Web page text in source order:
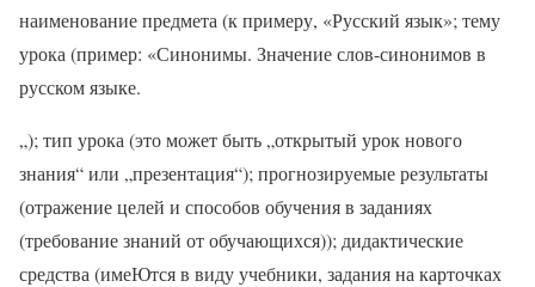
наименование предмета (к примеру, «Русский язык»; тему
урока (пример: «Синонимы. Значение слов-синонимов в
русском языке.
„); тип урока (это может быть „открытый урок нового
знания“ или „презентация“); прогнозируемые результаты
(отражение целей и способов обучения в заданиях
(требование знаний от обучающихся)); дидактические
средства (имеЮтся в виду учебники, задания на карточках